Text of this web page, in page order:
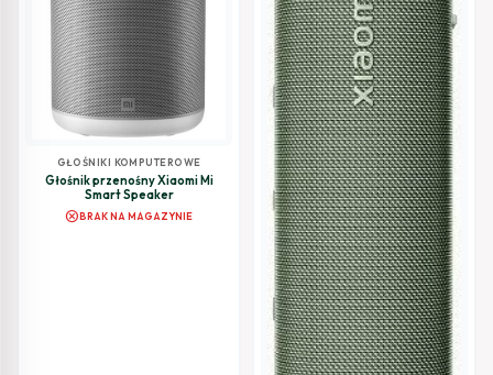
GŁOŚNIKI KOMPUTEROWE
Głośnik przenośny Xiaomi Mi
Smart Speaker
cancelBRAK NA MAGAZYNIE